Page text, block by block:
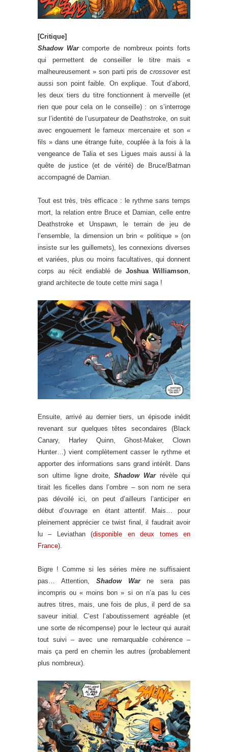
[Critique]
Shadow Warcomporte de nombreux points forts
qui permettent de conseiller le titre mais «
malheureusement » son parti pris decrossoverest
aussi son point faible. On explique. Tout d’abord,
les deux tiers du titre fonctionnent à merveille (et
rien que pour cela on le conseille) : on s’interroge
sur l’identité de l’usurpateur de Deathstroke, on suit
avec engouement le fameux mercenaire et son «
fils » dans une étrange fuite, couplée à la fois à la
vengeance de Talia et ses Ligues mais aussi à la
quête de justice (et de vérité) de Bruce/Batman
accompagné de Damian.
Tout est très, très efficace : le rythme sans temps
mort, la relation entre Bruce et Damian, celle entre
Deathstroke et Unspawn, le terrain de jeu de
l’ensemble, la dimension un brin « politique » (on
insiste sur les guillemets), les connexions diverses
et variées, plus ou moins facultatives, qui donnent
corps au récit endiablé de Joshua Williamson
grand architecte de toute cette mini saga !
Ensuite, arrivé au dernier tiers, un épisode inédit
revenant sur quelques têtes secondaires (Black
Canary, Harley Quinn, Ghost-Maker, Clown
Hunter…) vient complètement casser le rythme et
apporter des informations sans grand intérêt. Dans
son ultime ligne droite,Shadow Warrévèle qui
tirait les ficelles dans l’ombre – son nom ne sera
pas dévoilé ici, on peut d’ailleurs l’anticiper en
début d’ouvrage en étant attentif. Mais… pour
pleinement apprécier ce twist final, il faudrait avoir
lu – Leviathan (disponible en deux tomes en
France).
Bigre ! Comme si les séries mère ne suffisaient
pas… Attention, Shadow War
ne sera pas
incompris ou « moins bon » si on n’a pas lu ces
autres titres, mais, une fois de plus, il perd de sa
saveur initial. C’est l’aboutissement agréable (et
une sorte de récompense) pour le lecteur qui aurait
tout suivi – avec une remarquable cohérence –
mais ça perd en chemin les autres (probablement
plus nombreux).